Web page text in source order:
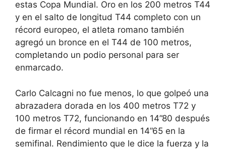
estas Copa Mundial. Oro en los 200 metros T44
y en el salto de longitud T44 completo con un
récord europeo, el atleta romano también
agregó un bronce en el T44 de 100 metros,
completando un podio personal para ser
enmarcado.
Carlo Calcagni no fue menos, lo que golpeó una
abrazadera dorada en los 400 metros T72 y
100 metros T72, funcionando en 14”80 después
de firmar el récord mundial en 14”65 en la
semifinal. Rendimiento que le dice la fuerza y ​​la